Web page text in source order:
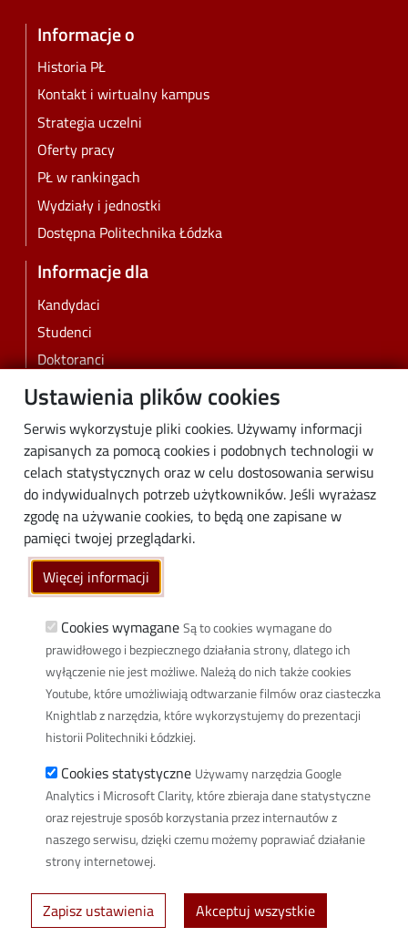
Ustawienia plików cookies
Serwis wykorzystuje pliki cookies. Używamy informacji
zapisanych za pomocą cookies i podobnych technologii w
celach statystycznych oraz w celu dostosowania serwisu
do indywidualnych potrzeb użytkowników. Jeśli wyrażasz
zgodę na używanie cookies, to będą one zapisane w
pamięci twojej przeglądarki.
Więcej informacji
Cookies wymagane Są to cookies wymagane do
prawidłowego i bezpiecznego działania strony, dlatego ich
wyłączenie nie jest możliwe. Należą do nich także cookies
Youtube, które umożliwiają odtwarzanie filmów oraz ciasteczka
Knightlab z narzędzia, które wykorzystujemy do prezentacji
historii Politechniki Łódzkiej.
Cookies statystyczne Używamy narzędzia Google
Analytics i Microsoft Clarity, które zbieraja dane statystyczne
oraz rejestruje sposób korzystania przez internautów z
naszego serwisu, dzięki czemu możemy poprawiać działanie
strony internetowej.
Zapisz ustawienia Akceptuj wszystkie
Informacje o
Historia PŁ
Kontakt i wirtualny kampus
Strategia uczelni
Oferty pracy
PŁ w rankingach
Wydziały i jednostki
Dostępna Politechnika Łódzka
Informacje dla
Kandydaci
Studenci
Doktoranci
Pracownicy
Biznes
Media
Społeczność lokalna
Linki
Wikamp
Poczta elektroniczna
Biblioteka PŁ
Dyscypliny naukowe w PŁ
Inicjatywa Doskonałości Uczelnia Badawcza
BIP
Klauzula RODO
Polityka prywatności
Deklaracja dostępności cyfrowej
Informacja o PŁ w Polskim Języku Migowym
Newsletter
Spis defibrylatorów na terenie PŁ